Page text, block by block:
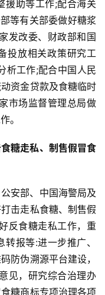
援助等工作;配合海关
等有关部委做好糖浆
发改委、财政部和国
投放相关政策研究工
析工作;配合中国人民
资金贷款及食糖临时
市场监督管理总局做
。
糖走私、制售假冒食
安部、中国海警局及
击走私食糖、制售假
反食糖走私工作，重
报等:进一步推广、
防伪溯源平台建设，
见，研究综合治理办
糖商标专项治理各项